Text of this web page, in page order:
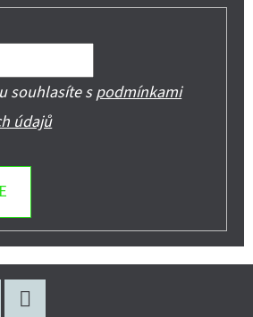
souhlasíte spodmínkami
údajů